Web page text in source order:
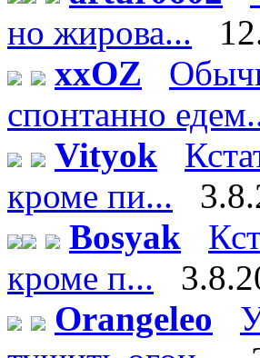
но жирова...
xxOZ
спонтанно
Vityok
кроме пи...
Bosyak
кроме п...
Orangeleo